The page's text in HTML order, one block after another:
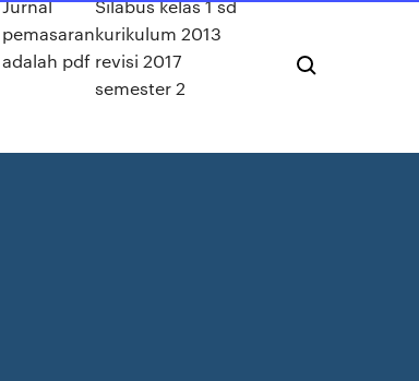
Jurnal
pemasaran
adalah pdf
Silabus kelas 1 sd
kurikulum 2013
revisi 2017
semester 2